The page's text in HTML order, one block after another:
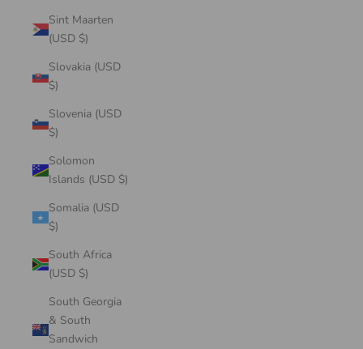
Sint Maarten
(USD $)
Slovakia (USD
$)
Slovenia (USD
$)
Solomon
Islands (USD $)
Somalia (USD
$)
South Africa
(USD $)
South Georgia
& South
Sandwich